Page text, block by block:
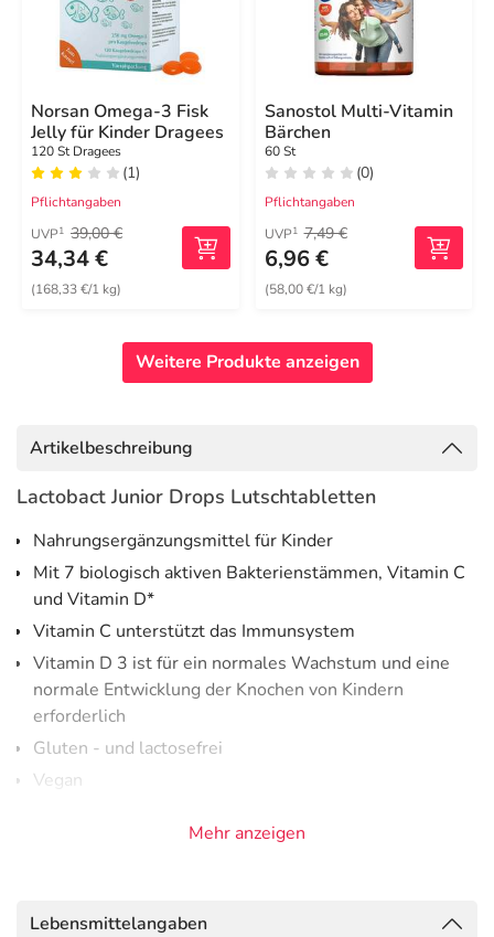
Norsan Omega-3 Fisk
Jelly für Kinder Dragees
120 St Dragees
(1)
Pflichtangaben
UVP1 39,00 €
34,34 €
(168,33 €/1 kg)
Sanostol Multi-Vitamin
Bärchen
60 St
(0)
Pflichtangaben
UVP1 7,49 €
6,96 €
(58,00 €/1 kg)
Weitere Produkte anzeigen
Artikelbeschreibung
Lactobact Junior Drops Lutschtabletten
Nahrungsergänzungsmittel für Kinder
Mit 7 biologisch aktiven Bakterienstämmen, Vitamin C
und Vitamin D*
Vitamin C unterstützt das Immunsystem
Vitamin D 3 ist für ein normales Wachstum und eine
normale Entwicklung der Knochen von Kindern
erforderlich
Gluten - und lactosefrei
Vegan
Mehr anzeigen
Lebensmittelangaben